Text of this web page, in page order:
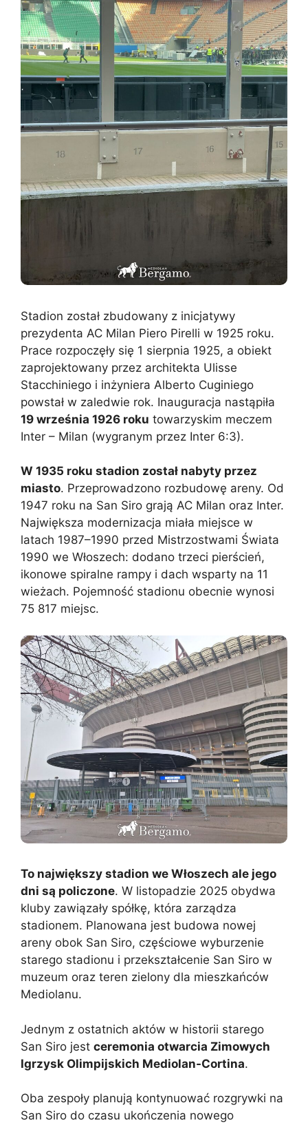
Stadion został zbudowany z inicjatywy
prezydenta AC Milan Piero Pirelli w 1925 roku.
Prace rozpoczęły się 1 sierpnia 1925, a obiekt
zaprojektowany przez architekta Ulisse
Stacchiniego i inżyniera Alberto Cuginiego
powstał w zaledwie rok. Inauguracja nastąpiła
19 września 1926 roku towarzyskim meczem
Inter – Milan (wygranym przez Inter 6:3).
W 1935 roku stadion został nabyty przez
miasto. Przeprowadzono rozbudowę areny. Od
1947 roku na San Siro grają AC Milan oraz Inter.
Największa modernizacja miała miejsce w
latach 1987–1990 przed Mistrzostwami Świata
1990 we Włoszech: dodano trzeci pierścień,
ikonowe spiralne rampy i dach wsparty na 11
wieżach. Pojemność stadionu obecnie wynosi
75 817 miejsc.
To największy stadion we Włoszech ale jego
dni są policzone. W listopadzie 2025 obydwa
kluby zawiązały spółkę, która zarządza
stadionem. Planowana jest budowa nowej
areny obok San Siro, częściowe wyburzenie
starego stadionu i przekształcenie San Siro w
muzeum oraz teren zielony dla mieszkańców
Mediolanu.
Jednym z ostatnich aktów w historii starego
San Siro jest ceremonia otwarcia Zimowych
Igrzysk Olimpijskich Mediolan-Cortina.
Oba zespoły planują kontynuować rozgrywki na
San Siro do czasu ukończenia nowego